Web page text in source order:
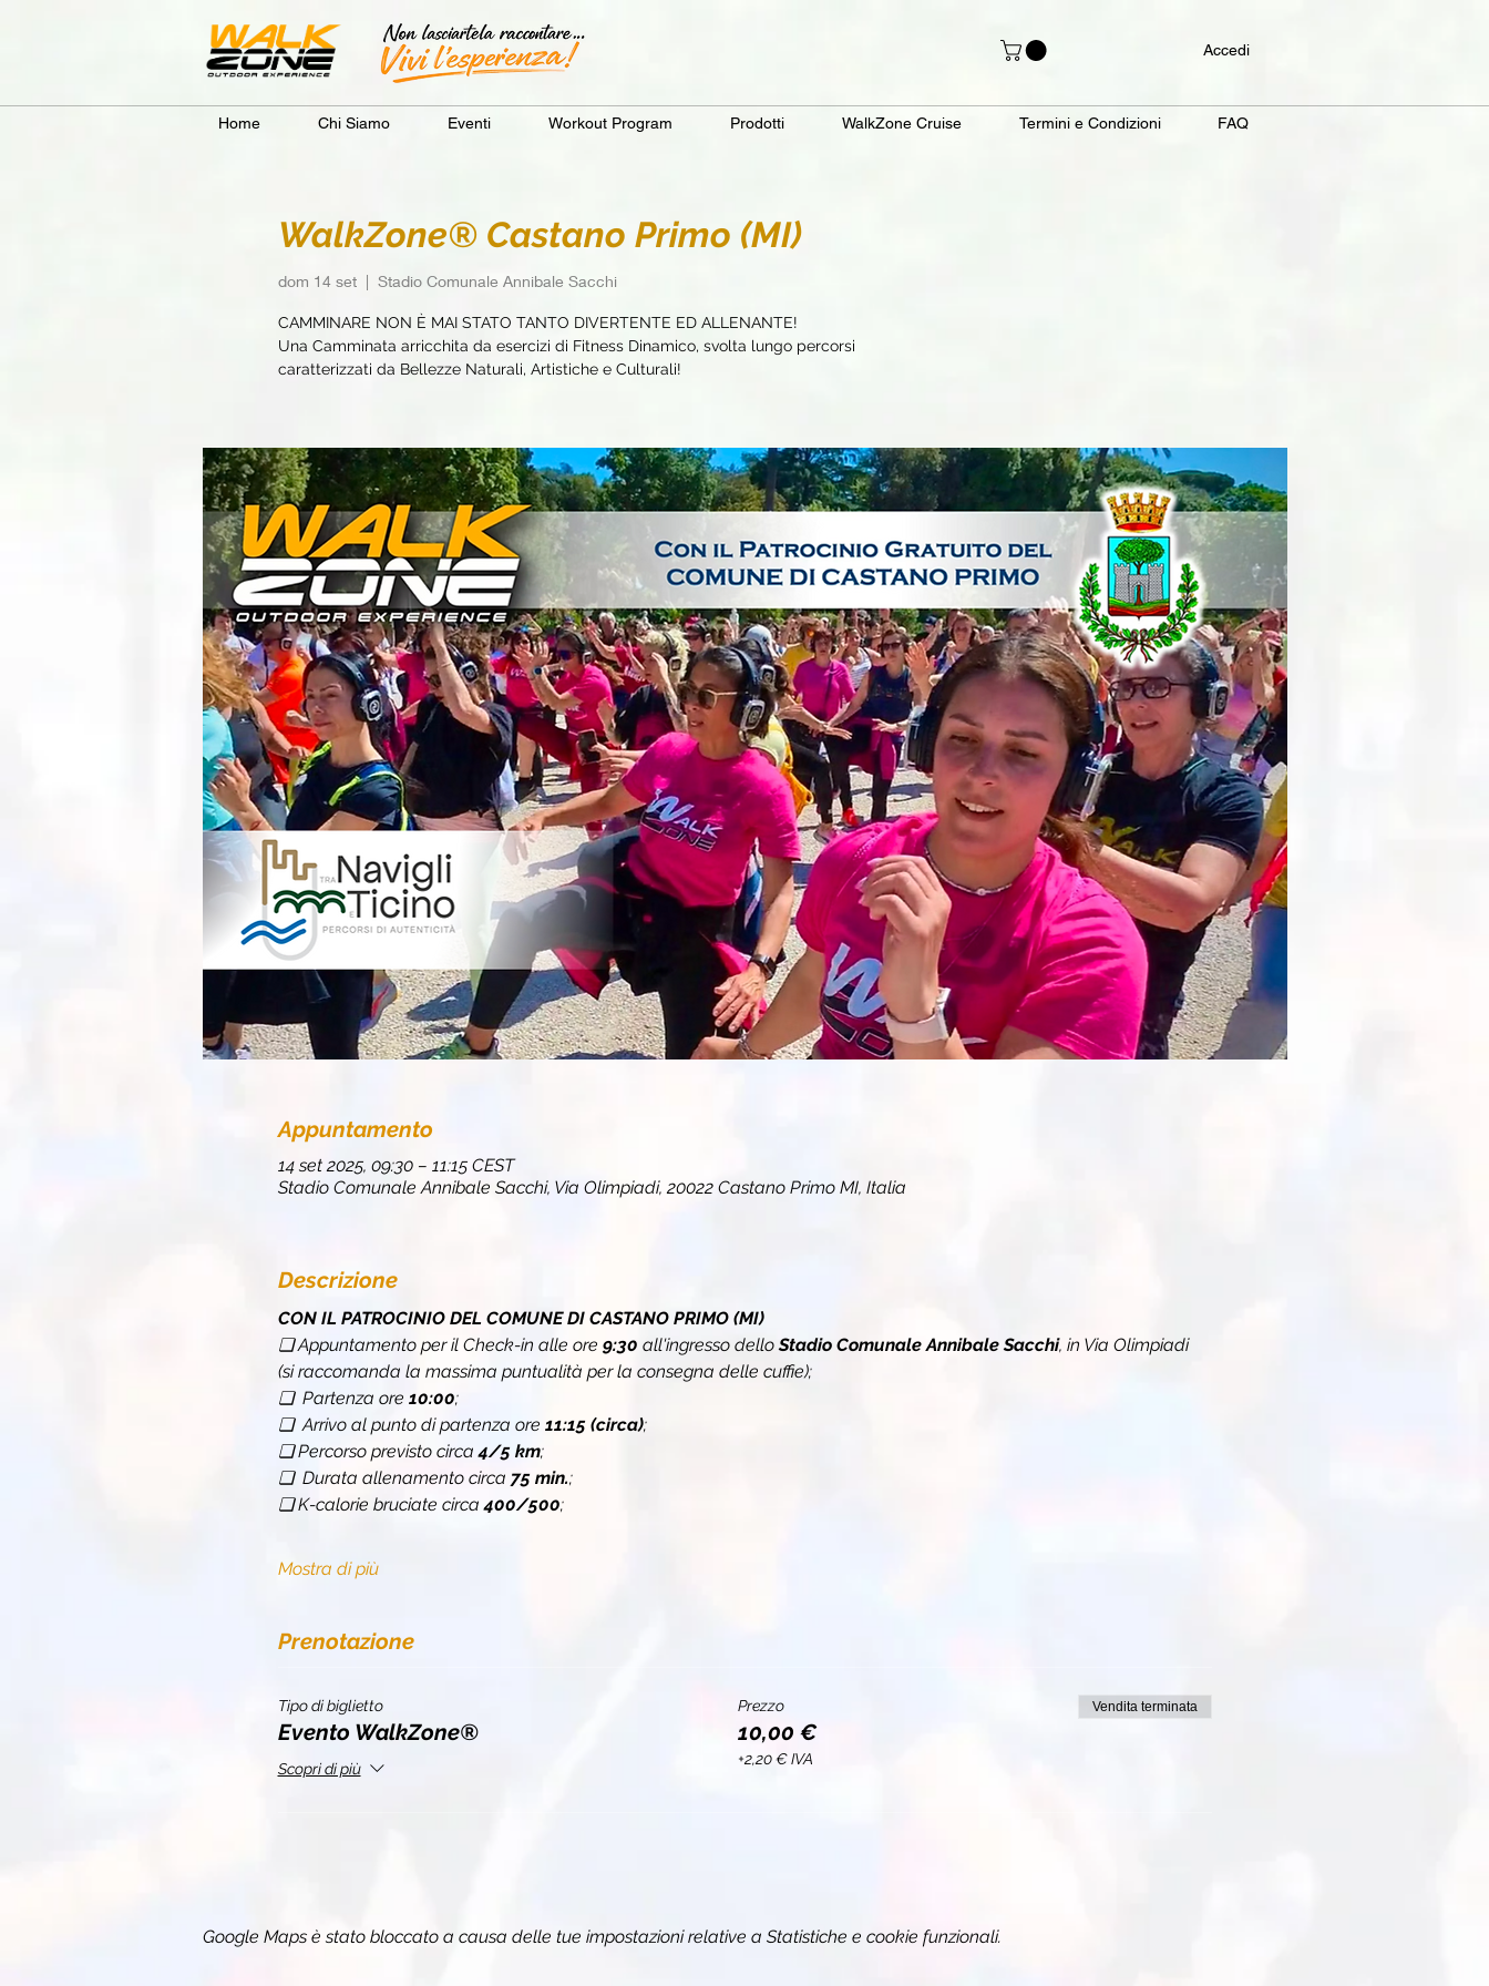
Accedi
Home Chi Siamo Eventi Workout Program Prodotti WalkZone Cruise Termini e Condizioni FAQ
WalkZone® Castano Primo (MI)
dom 14 set
  |
Stadio Comunale Annibale Sacchi
CAMMINARE NON È MAI STATO TANTO DIVERTENTE ED ALLENANTE!
Una Camminata arricchita da esercizi di Fitness Dinamico, svolta lungo percorsi
caratterizzati da Bellezze Naturali, Artistiche e Culturali!
Appuntamento
14 set 2025, 09:30 – 11:15 CEST
Stadio Comunale Annibale Sacchi, Via Olimpiadi, 20022 Castano Primo MI, Italia
Descrizione
CON IL PATROCINIO DEL COMUNE DI CASTANO PRIMO (MI)
❏ Appuntamento per il Check-in alle ore 9:30 all'ingresso dello Stadio Comunale Annibale Sacchi, in Via Olimpiadi
(si raccomanda la massima puntualità per la consegna delle cuffie);
❏  Partenza ore 10:00;
❏  Arrivo al punto di partenza ore 11:15 (circa);
❏ Percorso previsto circa 4/5 km;
❏  Durata allenamento circa 75 min.;
❏ K-calorie bruciate circa 400/500;
Mostra di più
Prenotazione
Tipo di biglietto
Evento WalkZone®
Scopri di più
Prezzo
10,00 €
+2,20 € IVA
Vendita terminata
Google Maps è stato bloccato a causa delle tue impostazioni relative a Statistiche e cookie funzionali.